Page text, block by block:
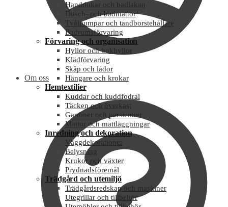
Om oss
Handdukar och badlakan
Dusch- och badmattor
Tvålpumpar och tandborstehållare
Badrumsförvaring
Förvaring och organisation
Hyllor och bokhyllor
Klädförvaring
Skåp och lådor
Hängare och krokar
Hemtextilier
Kuddar och kuddfodral
Täcken och överkast
Gardiner och persienner
Mattor och mattläggningar
Inredning och dekoration
Väggdekorationer
Belysning
Krukor och växter
Prydnadsföremål
Trädgård och utemiljö
Trädgårdsredskap och maskiner
Utegrillar och tillbehör